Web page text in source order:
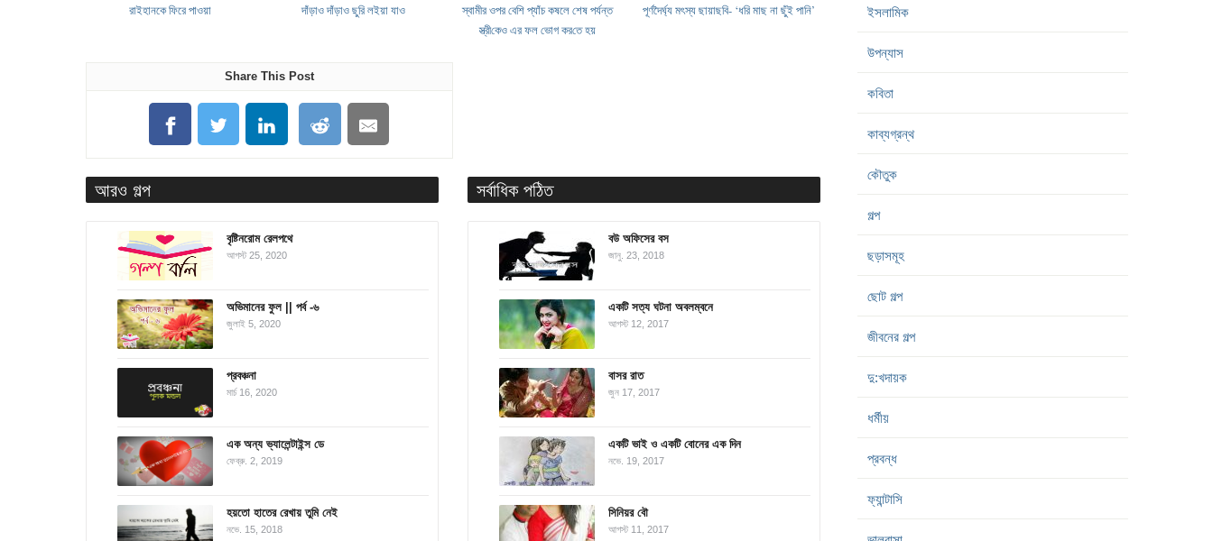
রাইহানকে ফিরে পাওয়া দাঁড়াও দাঁড়াও ছুরি লইয়া যাও
স্বামীর ওপর বেশি প্যাঁচ কষলে ‌শেষ পর্যন্ত
স্ত্রী‌কেও এর ফল ভোগ কর‌তে হয়
পূর্ণদৈর্ঘ্য মৎস্য ছায়াছবি- ‘ধরি মাছ না ছুঁই পানি’
Share This Post
আরও গল্প
বৃষ্টিনরোম রেলপথে
আগস্ট 25, 2020
অভিমানের ফুল || পর্ব -৬
জুলাই 5, 2020
প্রবঞ্চনা
মার্চ 16, 2020
এক অন্য ভ্যালেন্টাইন্স ডে
ফেব্রু. 2, 2019
হয়তো হাতের রেখায় তুমি নেই
নভে. 15, 2018
সর্বাধিক পঠিত
বউ অফিসের বস
জানু. 23, 2018
একটি সত্য ঘটনা অবলম্বনে
আগস্ট 12, 2017
বাসর রাত
জুন 17, 2017
একটি ভাই ও একটি বোনের এক দিন
নভে. 19, 2017
সিনিয়র বৌ
আগস্ট 11, 2017
ইসলামিক
উপন্যাস
কবিতা
কাব্যগ্রন্থ
কৌতুক
গল্প
ছড়াসমূহ
ছোট গল্প
জীবনের গল্প
দু:খদায়ক
ধর্মীয়
প্রবন্ধ
ফ্যান্টাসি